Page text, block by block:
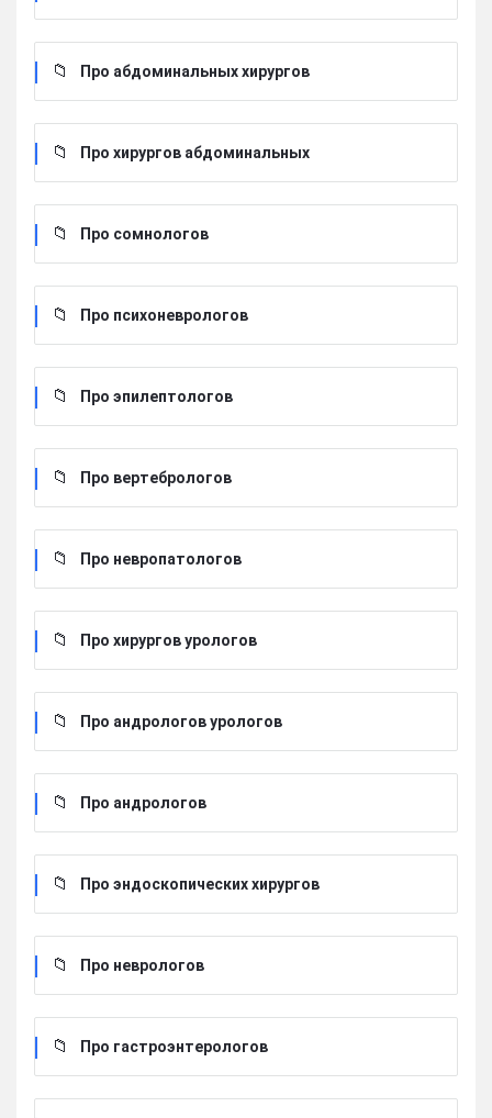
Про абдоминальных хирургов
Про хирургов абдоминальных
Про сомнологов
Про психоневрологов
Про эпилептологов
Про вертебрологов
Про невропатологов
Про хирургов урологов
Про андрологов урологов
Про андрологов
Про эндоскопических хирургов
Про неврологов
Про гастроэнтерологов